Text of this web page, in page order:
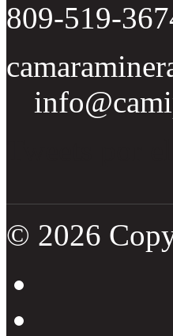
809-519-
© 2026